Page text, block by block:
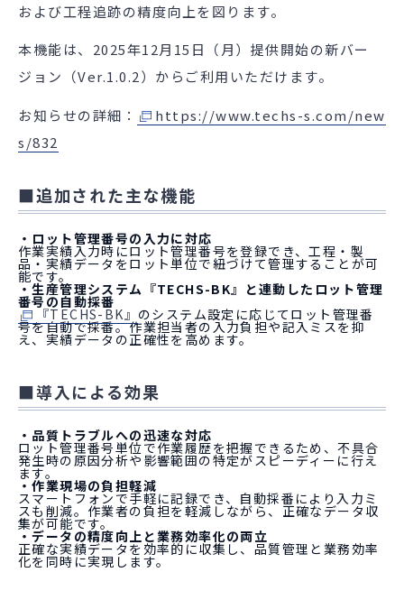
および工程追跡の精度向上を図ります。
本機能は、2025年12月15日（月）提供開始の新バー
ジョン（Ver.1.0.2）からご利用いただけます。
お知らせの詳細：
https://www.techs-s.com/new
s/832
■追加された主な機能
・ロット管理番号の入力に対応
作業実績入力時にロット管理番号を登録でき、工程・製
品・実績データをロット単位で紐づけて管理することが可
能です。
・生産管理システム『TECHS-BK』と連動したロット管理
番号の自動採番
『TECHS-BK』 のシステム設定に応じてロット管理番
号を自動で採番。作業担当者の入力負担や記入ミスを抑
え、実績データの正確性を高めます。
■導入による効果
・品質トラブルへの迅速な対応
ロット管理番号単位で作業履歴を把握できるため、不具合
発生時の原因分析や影響範囲の特定がスピーディーに行え
ます。
・作業現場の負担軽減
スマートフォンで手軽に記録でき、自動採番により入力ミ
スも削減。作業者の負担を軽減しながら、正確なデータ収
集が可能です。
・データの精度向上と業務効率化の両立
正確な実績データを効率的に収集し、品質管理と業務効率
化を同時に実現します。